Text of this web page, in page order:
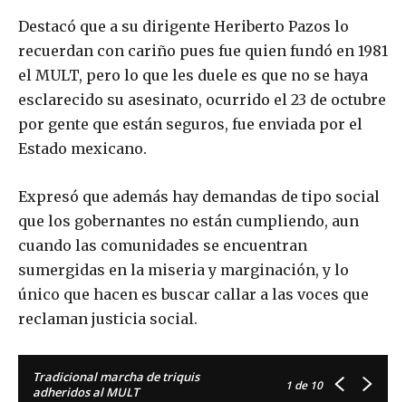
Destacó que a su dirigente Heriberto Pazos lo
recuerdan con cariño pues fue quien fundó en 1981
el MULT, pero lo que les duele es que no se haya
esclarecido su asesinato, ocurrido el 23 de octubre
por gente que están seguros, fue enviada por el
Estado mexicano.
Expresó que además hay demandas de tipo social
que los gobernantes no están cumpliendo, aun
cuando las comunidades se encuentran
sumergidas en la miseria y marginación, y lo
único que hacen es buscar callar a las voces que
reclaman justicia social.
Tradicional marcha de triquis
adheridos al MULT
1 de 10